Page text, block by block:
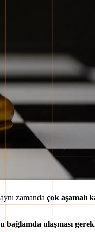
zamanda çok aşamalı
bağlamda ulaşması